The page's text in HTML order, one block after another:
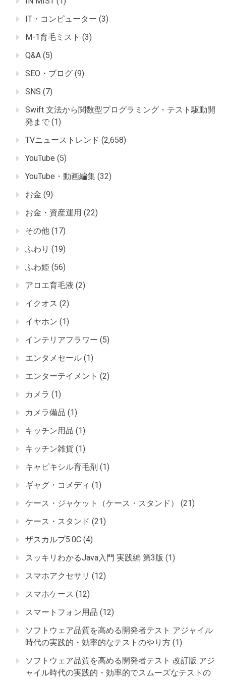
IT・コンピューター (3)
M-1育毛ミスト (3)
Q&A (5)
SEO・ブログ (9)
SNS (7)
Swift 文法から関数型プログラミング・テスト駆動開
発まで (1)
TVニューストレンド (2,658)
YouTube (5)
YouTube・動画編集 (32)
お金 (9)
お金・資産運用 (22)
その他 (17)
ふわり (19)
ふわ姫 (56)
アロエ育毛液 (2)
イクオス (2)
イヤホン (1)
インテリアフラワー (5)
エンタメセール (1)
エンターテイメント (2)
カメラ (1)
カメラ備品 (1)
キッチン用品 (1)
キッチン雑貨 (1)
キャピキシル育毛剤 (1)
ギャグ・コメディ (1)
ケース・ジャケット（ケース・スタンド）
(21)
ケース・スタンド (21)
ザスカルプ5.0C (4)
スッキリわかるJava入門 実践編 第3版 (1)
スマホアクセサリ (12)
スマホケース (12)
スマートフォン用品 (12)
ソフトウェア品質を高める開発者テスト アジャイル
時代の実践的・効率的なテストのやり方 (1)
ソフトウェア品質を高める開発者テスト 改訂版 アジ
ャイル時代の実践的・効率的でスムーズなテストの